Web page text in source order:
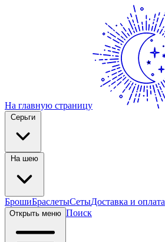
На главную страницу
БрошиБраслетыСетыДоставка и оплата
Открыть меню Поиск